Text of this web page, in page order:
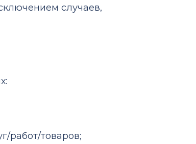
случаев,
работ/товаров;